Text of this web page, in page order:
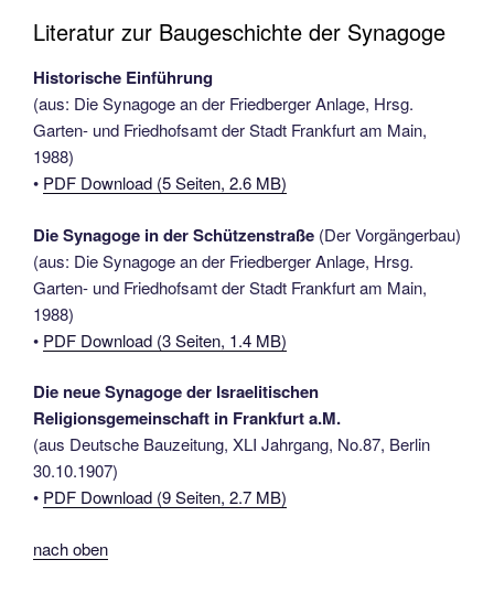
Literatur zur Baugeschichte der Synagoge
Historische Einführung
(aus: Die Synagoge an der Friedberger Anlage, Hrsg.
Garten- und Friedhofsamt der Stadt Frankfurt am Main,
1988)
• PDF Download (5 Seiten, 2.6 MB)
Die Synagoge in der Schützenstraße (Der Vorgängerbau)
(aus: Die Synagoge an der Friedberger Anlage, Hrsg.
Garten- und Friedhofsamt der Stadt Frankfurt am Main,
1988)
• PDF Download (3 Seiten, 1.4 MB)
Die neue Synagoge der Israelitischen
Religionsgemeinschaft in Frankfurt a.M.
(aus Deutsche Bauzeitung, XLI Jahrgang, No.87, Berlin
30.10.1907)
• PDF Download (9 Seiten, 2.7 MB)
nach oben